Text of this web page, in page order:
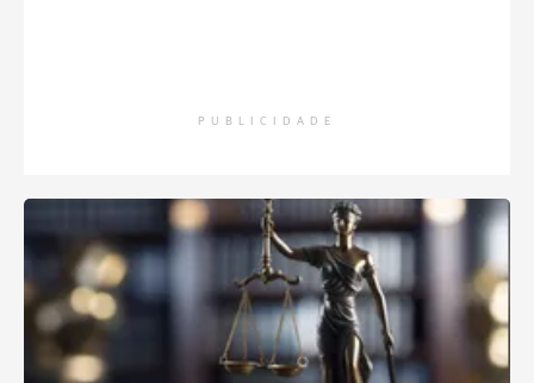
PUBLICIDADE